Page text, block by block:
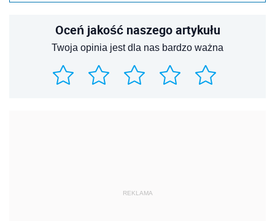
Oceń jakość naszego artykułu
Twoja opinia jest dla nas bardzo ważna
REKLAMA